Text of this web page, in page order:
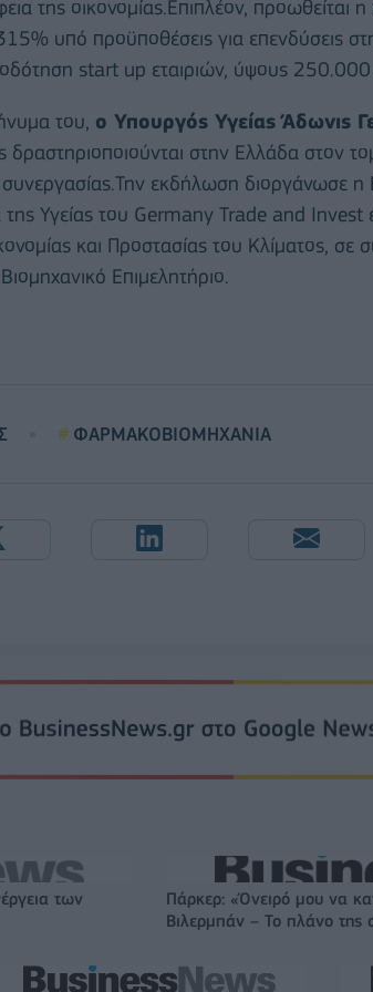
της οικονομίας.Επιπλέον, προωθείται
υπό προϋποθέσεις για επενδύσεις
start up εταιριών, ύψους
του, ο Υπουργός Υγείας Άδωνις
δραστηριοποιούνται στην Ελλάδα στον
συνεργασίας.Την εκδήλωση διοργάνωσε η
της Υγείας του Germany Trade and Invest
και Προστασίας του Κλίματος, σε
Επιμελητήριο.
ΦΑΡΜΑΚΟΒΙΟΜΗΧΑΝΙΑ
των
Πάρκερ: «Όνειρό μου να
Βιλερμπάν – Το πλάνο της